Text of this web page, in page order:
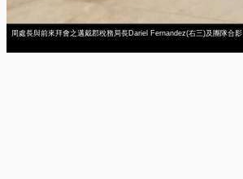
周處長與前來拜會之邁戴郡稅務局長Dariel Fernandez(右三)及團隊合影